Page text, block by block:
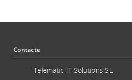
Contacte
Telematic IT Solutions SL